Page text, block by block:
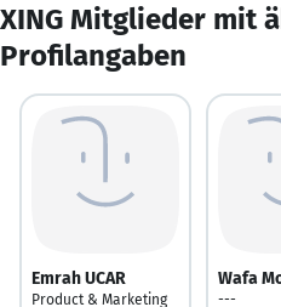
XING Mitglieder mit
Profilangaben
Emrah UCAR
Product & Marketing
Wafa
---